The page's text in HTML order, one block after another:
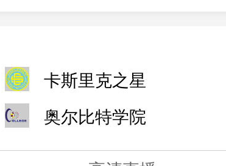
卡斯里克之星
奥尔比特学院